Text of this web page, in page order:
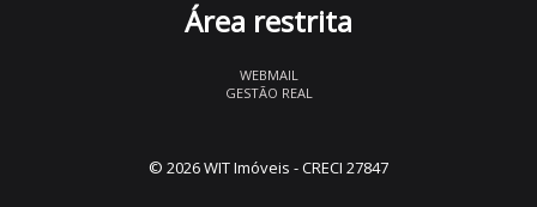
Área restrita
WEBMAIL
GESTÃO REAL
© 2026 WIT Imóveis - CRECI 27847